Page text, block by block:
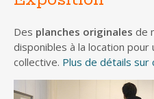
Des planches originales de
disponibles à la location
collective. Plus de détails sur